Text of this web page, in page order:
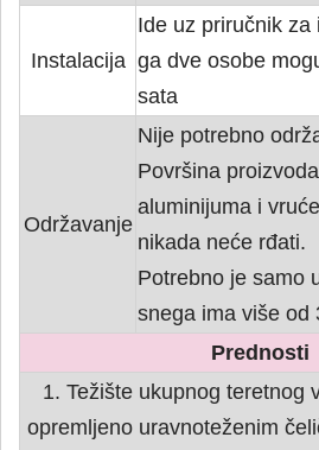
Instalacija
Ide uz priručnik
ga dve osobe
sata
Održavanje
Nije potrebno
Površina
aluminijuma i
nikada neće rđati.
Potrebno je samo
snega ima više od
Prednosti
1. Težište ukupnog teretnog
opremljeno uravnoteženim